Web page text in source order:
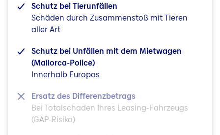
Schutz bei Tierunfällen
Schäden durch Zusammenstoß mit Tieren
aller Art
Schutz bei Unfällen mit dem Mietwagen
(Mallorca-Police)
Innerhalb Europas
Ersatz des Differenzbetrags
Bei Totalschaden Ihres Leasing-Fahrzeugs
(GAP-Risiko)